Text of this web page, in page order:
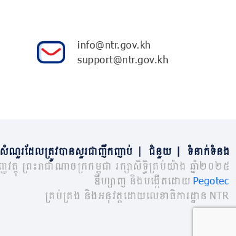
info@ntr.gov.kh
support@ntr.gov.kh
ណួរដែលត្រូវបានសួរជាញឹកញាប់ ជំនួយ
ទំនាក់ទំនង
ត្ថុ ព្រះរាជាណាចក្រកម្ពុជា រក្សាសិទ្ធិគ្រប់យ៉ាង ឆ្នាំ២០២៥
ឌីហ្សាញ និងបង្កើតដោយ Pegotec
គ្រប់គ្រង និងអនុវត្តដោយលេខាធិការដ្ឋាន NTR